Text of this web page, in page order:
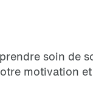
soin de
motivation